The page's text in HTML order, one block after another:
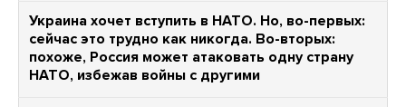
Украина хочет вступить в НАТО. Но, во-первых:
сейчас это трудно как никогда. Во-вторых:
похоже, Россия может атаковать одну страну
НАТО, избежав войны с другими